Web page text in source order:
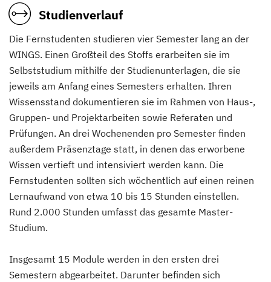
Studienverlauf
Die Fernstudenten studieren vier Semester lang an der
WINGS. Einen Großteil des Stoffs erarbeiten sie im
Selbststudium mithilfe der Studienunterlagen, die sie
jeweils am Anfang eines Semesters erhalten. Ihren
Wissensstand dokumentieren sie im Rahmen von Haus-,
Gruppen- und Projektarbeiten sowie Referaten und
Prüfungen. An drei Wochenenden pro Semester finden
außerdem Präsenztage statt, in denen das erworbene
Wissen vertieft und intensiviert werden kann. Die
Fernstudenten sollten sich wöchentlich auf einen reinen
Lernaufwand von etwa 10 bis 15 Stunden einstellen.
Rund 2.000 Stunden umfasst das gesamte Master-
Studium.
Insgesamt 15 Module werden in den ersten drei
Semestern abgearbeitet. Darunter befinden sich